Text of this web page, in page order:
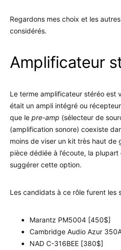
Regardons mes choix et les
considérés.
Amplificateur
Le terme amplificateur stéréo est
était un ampli intégré ou
que le pre-amp (sélecteur de
(amplification sonore) coexiste
moins de viser un kit très haut de
pièce dédiée à l’écoute, la
suggérer cette option.
Les candidats à ce rôle furent les
Marantz PM5004 [450$]
Cambridge Audio Azur
NAD C-316BEE [380$]